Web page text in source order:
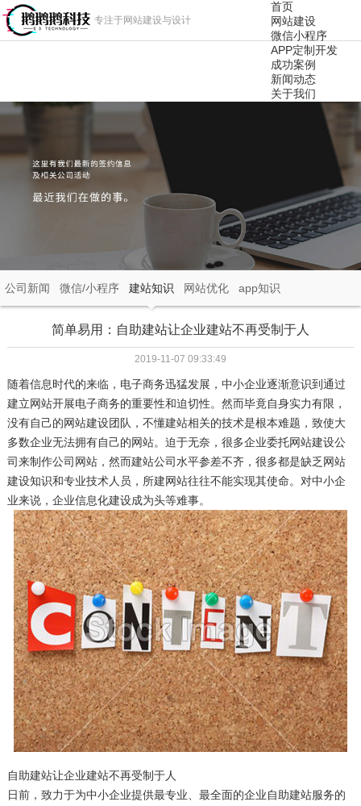
专注于网站建设与设计
首页
网站建设
微信小程序
APP定制开发
成功案例
新闻动态
关于我们
公司新闻 微信/小程序 建站知识 网站优化 app知识
简单易用：自助建站让企业建站不再受制于人
2019-11-07 09:33:49
随着信息时代的来临，电子商务迅猛发展，中小企业逐渐意识到通过
建立网站开展电子商务的重要性和迫切性。然而毕竟自身实力有限，
没有自己的网站建设团队，不懂建站相关的技术是根本难题，致使大
多数企业无法拥有自己的网站。迫于无奈，很多企业委托网站建设公
司来制作公司网站，然而建站公司水平参差不齐，很多都是缺乏网站
建设知识和专业技术人员，所建网站往往不能实现其使命。对中小企
业来说，企业信息化建设成为头等难事。
自助建站让企业建站不再受制于人
日前，致力于为中小企业提供最专业、最全面的企业自助建站服务的